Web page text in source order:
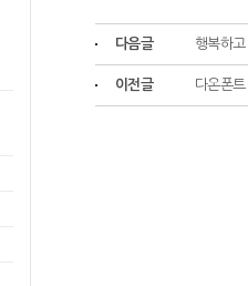
다음글 행복하
이전글 다온폰